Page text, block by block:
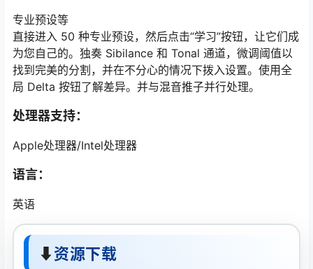
专业预设等
直接进入 50 种专业预设，然后点击“学习”按钮，让它们成
为您自己的。独奏 Sibilance 和 Tonal 通道，微调阈值以
找到完美的分割，并在不分心的情况下拨入设置。使用全
局 Delta 按钮了解差异。并与混音推子并行处理。
处理器支持：
Apple处理器/Intel处理器
语言：
英语
⬇资源下载